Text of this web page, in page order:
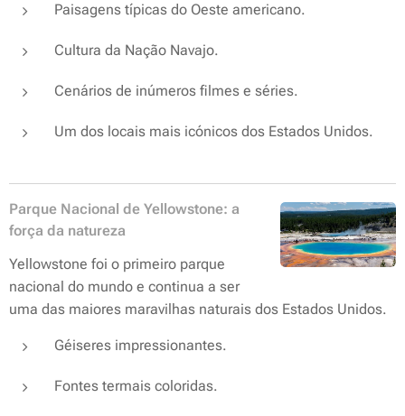
Paisagens típicas do Oeste americano.
Cultura da Nação Navajo.
Cenários de inúmeros filmes e séries.
Um dos locais mais icónicos dos Estados Unidos.
Parque Nacional de Yellowstone: a
força da natureza
Yellowstone foi o primeiro parque
nacional do mundo e continua a ser
uma das maiores maravilhas naturais dos Estados Unidos.
Géiseres impressionantes.
Fontes termais coloridas.